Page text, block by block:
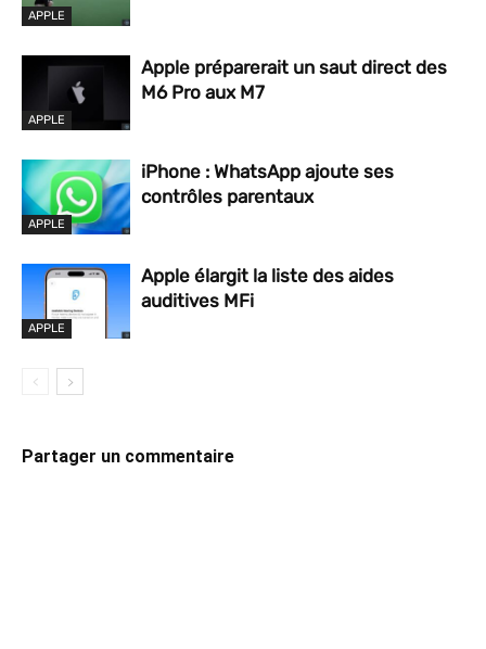
APPLE
APPLE
Apple préparerait un saut direct des
M6 Pro aux M7
APPLE
iPhone : WhatsApp ajoute ses
contrôles parentaux
APPLE
Apple élargit la liste des aides
auditives MFi
Partager un commentaire